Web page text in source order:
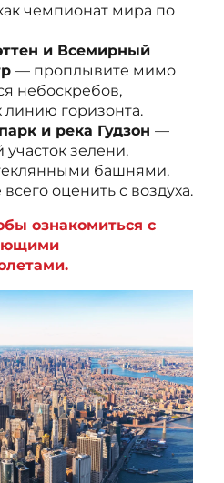
чемпионат мира по
и Всемирный
— проплывите мимо
небоскребов,
горизонта.
и река Гудзон —
зелени,
башнями,
оценить с воздуха.
ознакомиться с